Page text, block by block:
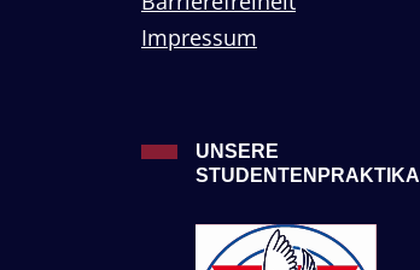
Impressum
UNSERE
STUDENTENPRAKTIKA